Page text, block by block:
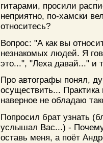
гитарами, просили
неприятно, по-хамски
относитесь?
Вопрос: "А как вы
незнакомых людей. Я
это...", "Леха давай..." и
Про автографы понял,
осуществить...
наверное не обладаю
Попросил брат узнать
услышал Вас...) -
оставь меня, а поёт